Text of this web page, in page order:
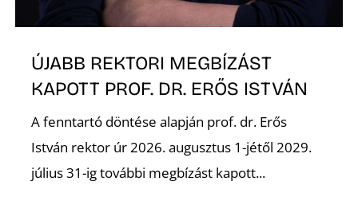
ÚJABB REKTORI MEGBÍZÁST
KAPOTT PROF. DR. ERŐS ISTVÁN
A fenntartó döntése alapján prof. dr. Erős
István rektor úr 2026. augusztus 1-jétől 2029.
július 31-ig további megbízást kapott...